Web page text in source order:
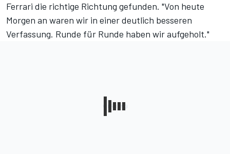
Ferrari die richtige Richtung gefunden. "Von heute
Morgen an waren wir in einer deutlich besseren
Verfassung. Runde für Runde haben wir aufgeholt."